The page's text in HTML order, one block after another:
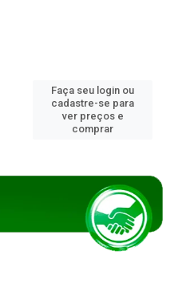
Faça seu login ou
cadastre-se para
ver preços e
comprar